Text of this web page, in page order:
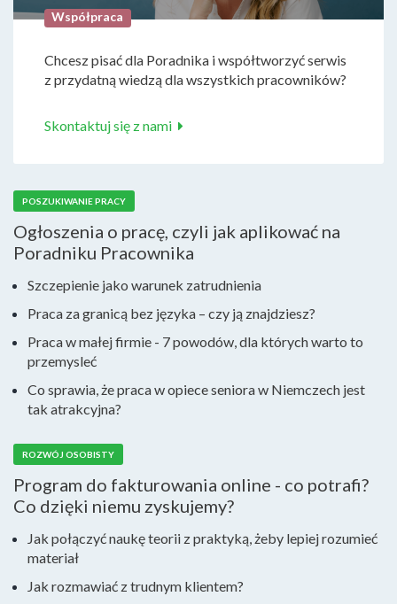
Współpraca
Chcesz pisać dla Poradnika i współtworzyć serwis
z przydatną wiedzą dla wszystkich pracowników?
Skontaktuj się z nami
POSZUKIWANIE PRACY
Ogłoszenia o pracę, czyli jak aplikować na
Poradniku Pracownika
Szczepienie jako warunek zatrudnienia
Praca za granicą bez języka – czy ją znajdziesz?
Praca w małej firmie - 7 powodów, dla których warto to
przemysleć
Co sprawia, że praca w opiece seniora w Niemczech jest
tak atrakcyjna?
ROZWÓJ OSOBISTY
Program do fakturowania online - co potrafi?
Co dzięki niemu zyskujemy?
Jak połączyć naukę teorii z praktyką, żeby lepiej rozumieć
materiał
Jak rozmawiać z trudnym klientem?